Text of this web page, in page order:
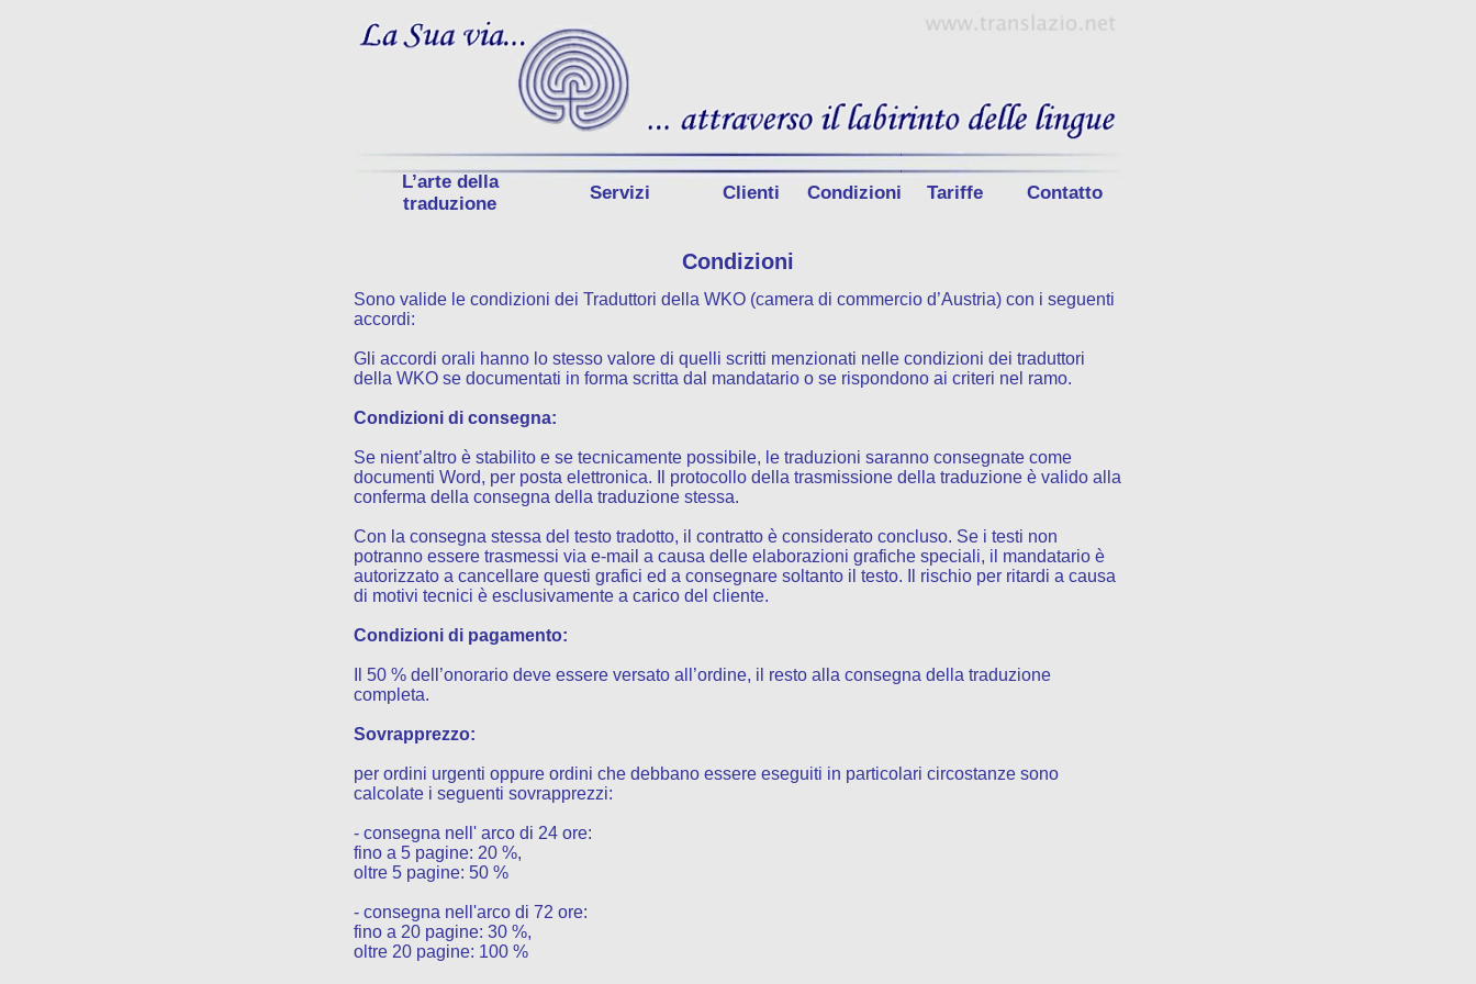
L’arte della
traduzione
Servizi Clienti Condizioni Tariffe Contatto
Condizioni
Sono valide le condizioni dei Traduttori della WKO (camera di commercio d’Austria) con i seguenti
accordi:
Gli accordi orali hanno lo stesso valore di quelli scritti menzionati nelle condizioni dei traduttori
della WKO se documentati in forma scritta dal mandatario o se rispondono ai criteri nel ramo.
Condizioni di consegna:
Se nient’altro è stabilito e se tecnicamente possibile, le traduzioni saranno consegnate come
documenti Word, per posta elettronica. Il protocollo della trasmissione della traduzione è valido alla
conferma della consegna della traduzione stessa.
Con la consegna stessa del testo tradotto, il contratto è considerato concluso. Se i testi non
potranno essere trasmessi via e-mail a causa delle elaborazioni grafiche speciali, il mandatario è
autorizzato a cancellare questi grafici ed a consegnare soltanto il testo. Il rischio per ritardi a causa
di motivi tecnici è esclusivamente a carico del cliente.
Condizioni di pagamento:
Il 50 % dell’onorario deve essere versato all’ordine, il resto alla consegna della traduzione
completa.
Sovrapprezzo:
per ordini urgenti oppure ordini che debbano essere eseguiti in particolari circostanze sono
calcolate i seguenti sovrapprezzi:
- consegna nell' arco di 24 ore:
fino a 5 pagine: 20 %,
oltre 5 pagine: 50 %
- consegna nell'arco di 72 ore:
fino a 20 pagine: 30 %,
oltre 20 pagine: 100 %